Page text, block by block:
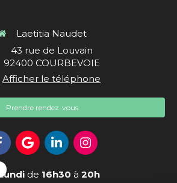
Laetitia Naudet
43 rue de Louvain
92400 COURBEVOIE
Afficher le téléphone
Prendre rendez-vous
Lundi de 16h30 à 20h